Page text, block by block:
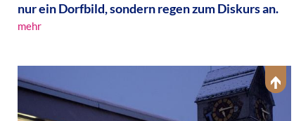
nur ein Dorfbild, sondern regen zum Diskurs an.
mehr